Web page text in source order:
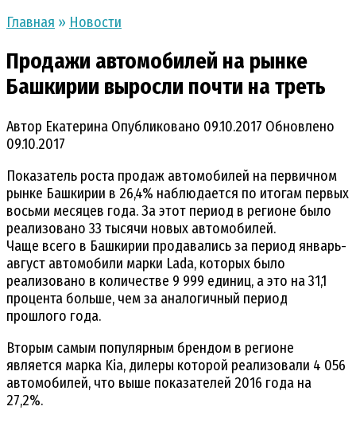
Главная » Новости
Продажи автомобилей на рынке
Башкирии выросли почти на треть
Автор Екатерина Опубликовано 09.10.2017 Обновлено
09.10.2017
Показатель роста продаж автомобилей на первичном
рынке Башкирии в 26,4% наблюдается по итогам первых
восьми месяцев года. За этот период в регионе было
реализовано 33 тысячи новых автомобилей.
Чаще всего в Башкирии продавались за период январь-
август автомобили марки Lada, которых было
реализовано в количестве 9 999 единиц, а это на 31,1
процента больше, чем за аналогичный период
прошлого года.
Вторым самым популярным брендом в регионе
является марка Kia, дилеры которой реализовали 4 056
автомобилей, что выше показателей 2016 года на
27,2%.